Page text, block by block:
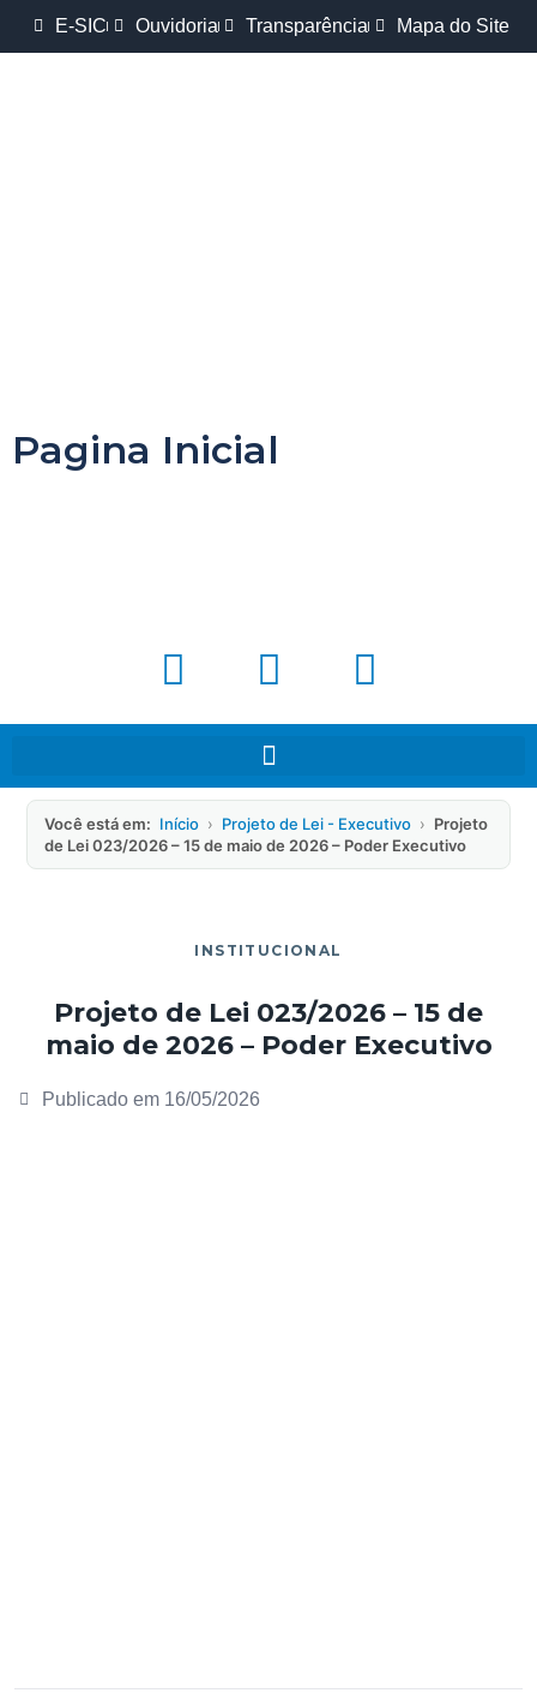
E-SIC Ouvidoria Transparência Mapa do Site
Pagina Inicial
Você está em: Início › Projeto de Lei - Executivo › Projeto
de Lei 023/2026 – 15 de maio de 2026 – Poder Executivo
INSTITUCIONAL
Projeto de Lei 023/2026 – 15 de
maio de 2026 – Poder Executivo
Publicado em 16/05/2026